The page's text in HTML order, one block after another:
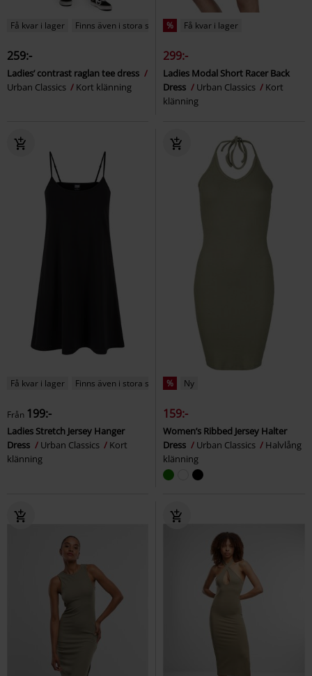
Få kvar i lager Finns även i stora storlekar
259:-
Ladies’ contrast raglan tee dress
Urban Classics
Kort klänning
% Få kvar i lager
299:-
Ladies Modal Short Racer Back
Dress
Urban Classics
Kort
klänning
Få kvar i lager Finns även i stora storlekar
Från 199:-
Ladies Stretch Jersey Hanger
Dress
Urban Classics
Kort
klänning
% Ny
159:-
Women’s Ribbed Jersey Halter
Dress
Urban Classics
Halvlång
klänning